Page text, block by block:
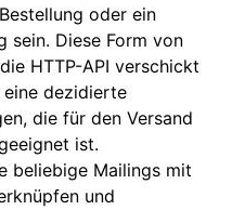
oder ein
sein. Diese Form von
HTTP-API verschickt
eine dezidierte
die für den Versand
ist.
beliebige Mailings mit
und